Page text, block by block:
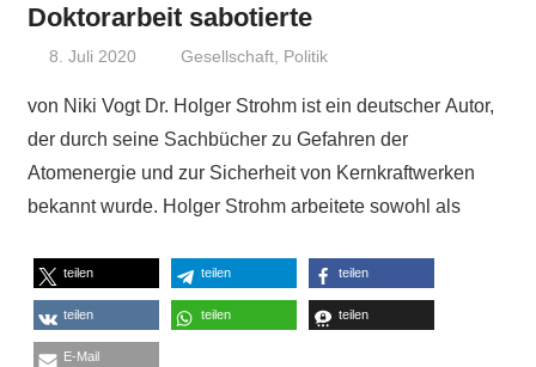
Doktorarbeit sabotierte
8. Juli 2020 Niki Vogt
Gesellschaft, Politik
von Niki Vogt Dr. Holger Strohm ist ein deutscher Autor,
der durch seine Sachbücher zu Gefahren der
Atomenergie und zur Sicherheit von Kernkraftwerken
bekannt wurde. Holger Strohm arbeitete sowohl als
teilen teilen teilen
teilen teilen teilen
E-Mail